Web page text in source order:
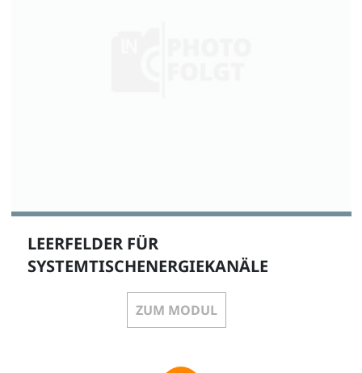
LEERFELDER FÜR
SYSTEMTISCHENERGIEKANÄLE
ZUM MODUL